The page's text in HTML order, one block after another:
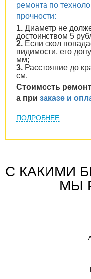
ремонта по
прочности:
1. Диаметр не
достоинством 5
2. Если скол
видимости, его
мм;
3. Расстояние до
см.
Стоимость
а при заказе и
ПОДРОБНЕЕ
С КАКИМИ
МЫ